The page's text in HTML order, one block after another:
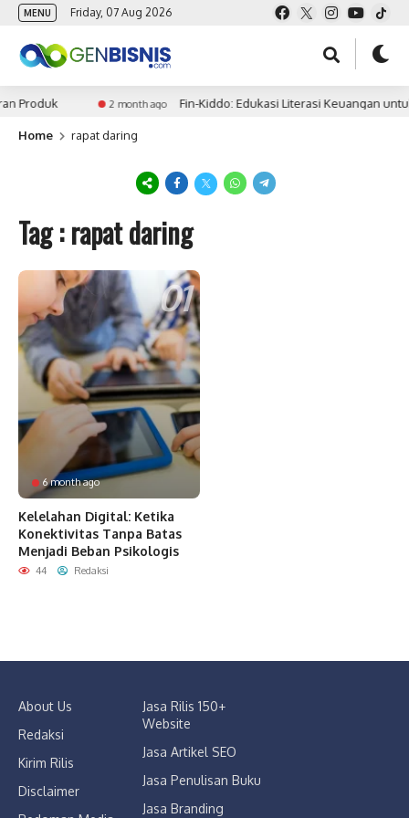
MENU Friday, 07 Aug 2026
Produk 2 month ago Fin-Kiddo: Edukasi Literasi Keuangan
Home rapat daring
Tag : rapat daring
6 month ago
Kelelahan Digital: Ketika
Konektivitas Tanpa Batas
Menjadi Beban Psikologis
44 Redaksi
About Us
Redaksi
Kirim Rilis
Disclaimer
Jasa Rilis 150+
Website
Jasa Artikel SEO
Jasa Penulisan Buku
Jasa Branding